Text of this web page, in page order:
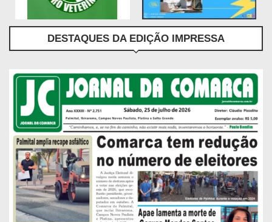
DESTAQUES DA EDIÇÃO IMPRESSA